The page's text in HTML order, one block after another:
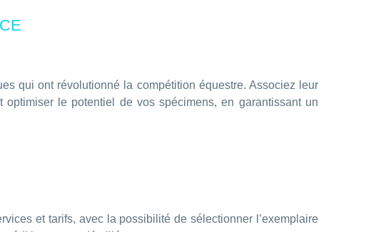
qui ont révolutionné la compétition équestre. Associez leur
le potentiel de vos spécimens, en garantissant un
et tarifs, avec la possibilité de sélectionner l’exemplaire